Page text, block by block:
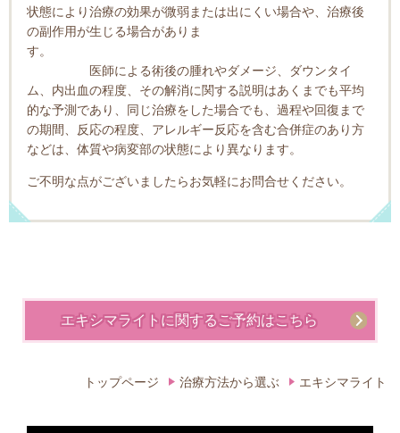
状態により治療の効果が微弱または出にくい場合や、治療後
の副作用が生じる場合がありま
す。
医師による術後の腫れやダメージ、ダウンタイ
ム、内出血の程度、その解消に関する説明はあくまでも平均
的な予測であり、同じ治療をした場合でも、過程や回復まで
の期間、反応の程度、アレルギー反応を含む合併症のあり方
などは、体質や病変部の状態により異なります。
ご不明な点がございましたらお気軽にお問合せください。
エキシマライトに関するご予約はこちら
トップページ 治療方法から選ぶ エキシマライト